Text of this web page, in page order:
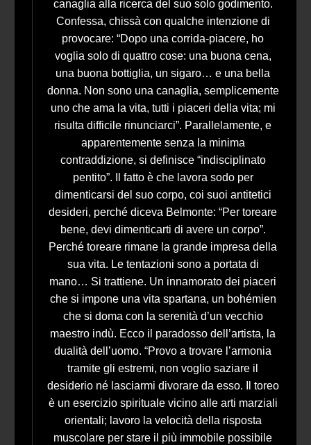
canaglia alla ricerca del suo solo godimento.
Confessa, chissà con qualche intenzione di
provocare: “Dopo una corrida-piacere, ho
voglia solo di quattro cose: una buona cena,
una buona bottiglia, un sigaro… e una bella
donna. Non sono una canaglia, semplicemente
uno che ama la vita, tutti i piaceri della vita; mi
risulta difficile rinunciarci”. Parallelamente, e
apparentemente senza la minima
contraddizione, si definisce “indisciplinato
pentito”. Il fatto è che lavora sodo per
dimenticarsi del suo corpo, coi suoi antitetici
desideri, perché diceva Belmonte: “Per toreare
bene, devi dimenticarti di avere un corpo”.
Perché toreare rimane la grande impresa della
sua vita. Le tentazioni sono a portata di
mano… Si trattiene. Un innamorato dei piaceri
che si impone una vita spartana, un bohémien
che si doma con la serenità d’un vecchio
maestro indù. Ecco il paradosso dell’artista, la
dualità dell’uomo. “Provo a trovare l’armonia
tramite gli estremi, non voglio saziare il
desiderio né lasciarmi divorare da esso. Il toreo
è un esercizio spirituale vicino alle arti marziali
orientali; lavoro la velocità della risposta
muscolare per stare il più immobile possibile